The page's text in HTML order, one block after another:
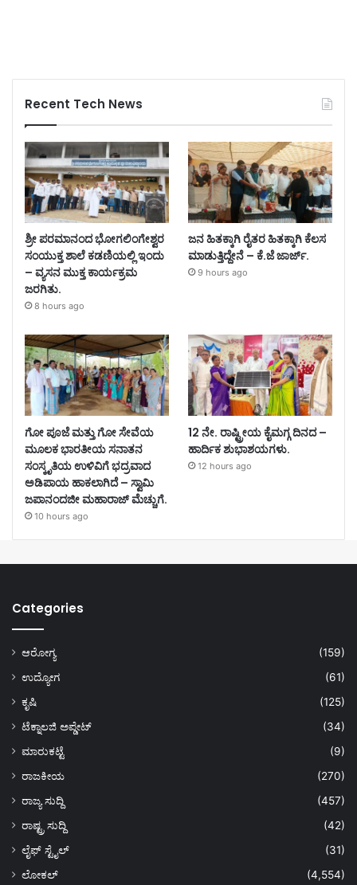
Recent Tech News
ಶ್ರೀ ಪರಮಾನಂದ ಭೋಗಲಿಂಗೇಶ್ವರ
ಸಂಯುಕ್ತ ಶಾಲೆ ಕಡಣಿಯಲ್ಲಿ ಇಂದು
– ವ್ಯಸನ ಮುಕ್ತ ಕಾರ್ಯಕ್ರಮ
ಜರಗಿತು.
8 hours ago
ಜನ ಹಿತಕ್ಕಾಗಿ ರೈತರ ಹಿತಕ್ಕಾಗಿ ಕೆಲಸ
ಮಾಡುತ್ತಿದ್ದೇನೆ – ಕೆ.ಜೆ ಜಾರ್ಜ್.
9 hours ago
ಗೋ ಪೂಜೆ ಮತ್ತು ಗೋ ಸೇವೆಯ
ಮೂಲಕ ಭಾರತೀಯ ಸನಾತನ
ಸಂಸ್ಕೃತಿಯ ಉಳಿವಿಗೆ ಭದ್ರವಾದ
ಅಡಿಪಾಯ ಹಾಕಲಾಗಿದೆ – ಸ್ವಾಮಿ
ಜಪಾನಂದಜೀ ಮಹಾರಾಜ್ ಮೆಚ್ಚುಗೆ.
10 hours ago
12 ನೇ. ರಾಷ್ಟ್ರೀಯ ಕೈಮಗ್ಗ ದಿನದ –
ಹಾರ್ದಿಕ ಶುಭಾಶಯಗಳು.
12 hours ago
Categories
ಆರೋಗ್ಯ
(159)
ಉದ್ಯೋಗ
(61)
ಕೃಷಿ
(125)
ಟೆಕ್ನಾಲಜಿ ಅಪ್ಡೇಟ್
(34)
ಮಾರುಕಟ್ಟೆ
(9)
ರಾಜಕೀಯ
(270)
ರಾಜ್ಯ ಸುದ್ದಿ
(457)
ರಾಷ್ಟ್ರ ಸುದ್ದಿ
(42)
ಲೈಫ್ ಸ್ಟೈಲ್
(31)
ಲೋಕಲ್
(4,554)